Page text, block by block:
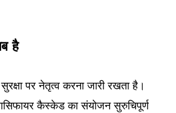
है
पर नेतृत्व करना जारी रखता है।
कैस्केड का संयोजन सुरुचिपूर्ण